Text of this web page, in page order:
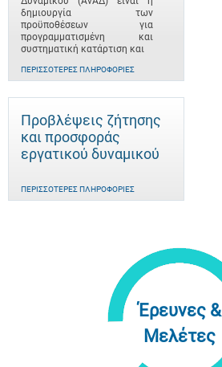
δημιουργία των
προϋποθέσεων για
προγραμματισμένη και
συστηματική κατάρτιση και
ΠΕΡΙΣΣΌΤΕΡΕΣ ΠΛΗΡΟΦΟΡΊΕΣ
Προβλέψεις ζήτησης
και προσφοράς
εργατικού δυναμικού
ΠΕΡΙΣΣΌΤΕΡΕΣ ΠΛΗΡΟΦΟΡΊΕΣ
Έρευνες &
Μελέτες